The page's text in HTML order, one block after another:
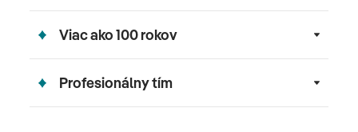
Viac ako 100 rokov
Profesionálny tím